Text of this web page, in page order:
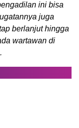
ini bisa
juga
berlanjut hingga
wartawan di